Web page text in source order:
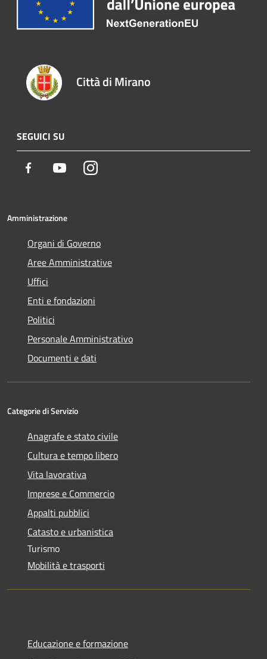
Città di Mirano
SEGUICI SU
Facebook YoutubeInstagram
Amministrazione
Organi di Governo
Aree Amministrative
Uffici
Enti e fondazioni
Politici
Personale Amministrativo
Documenti e dati
Categorie di Servizio
Anagrafe e stato civile
Cultura e tempo libero
Vita lavorativa
Imprese e Commercio
Appalti pubblici
Catasto e urbanistica
Turismo
Mobilità e trasporti
Educazione e formazione